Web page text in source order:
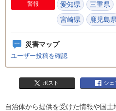
警報 愛知県 三重県
宮崎県
鹿児島県
災害マップ
ユーザー投稿を確認
ポスト シェ
自治体から提供を受けた情報や国